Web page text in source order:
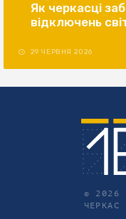
Як черкасці
відключень
29 ЧЕРВНЯ 2026
© 2026
ЧЕРКАС